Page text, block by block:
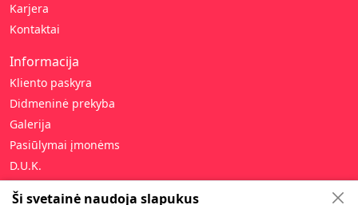
Karjera
Kontaktai
Informacija
Kliento paskyra
Didmeninė prekyba
Galerija
Pasiūlymai įmonėms
D.U.K.
Pagalba
Ši svetainė naudoja slapukus